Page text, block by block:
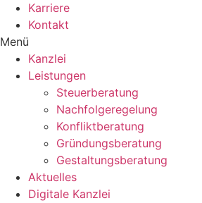
Karriere
Kontakt
Menü
Kanzlei
Leistungen
Steuerberatung
Nachfolgeregelung
Konfliktberatung
Gründungsberatung
Gestaltungsberatung
Aktuelles
Digitale Kanzlei